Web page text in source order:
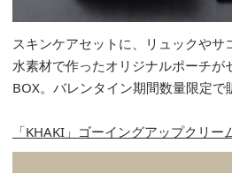
スキンケアセットに、リュックやサ
水素材で作ったオリジナルポーチが
BOX。バレンタイン期間数量限定で
「KHAKI」ゴーイングアップクリー